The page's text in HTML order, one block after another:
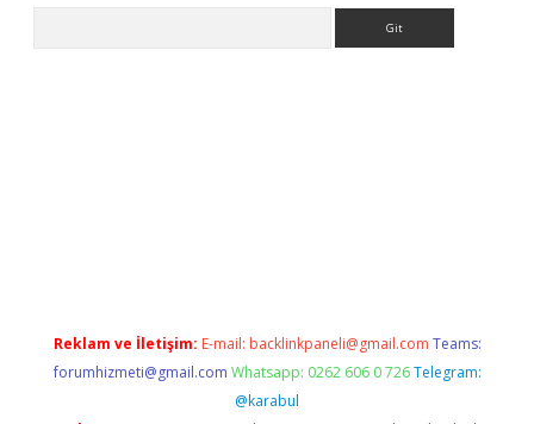
Reklam ve İletişim: E-mail: backlinkpaneli@gmail.com Teams:
forumhizmeti@gmail.com Whatsapp: 0262 606 0 726 Telegram:
@karabul